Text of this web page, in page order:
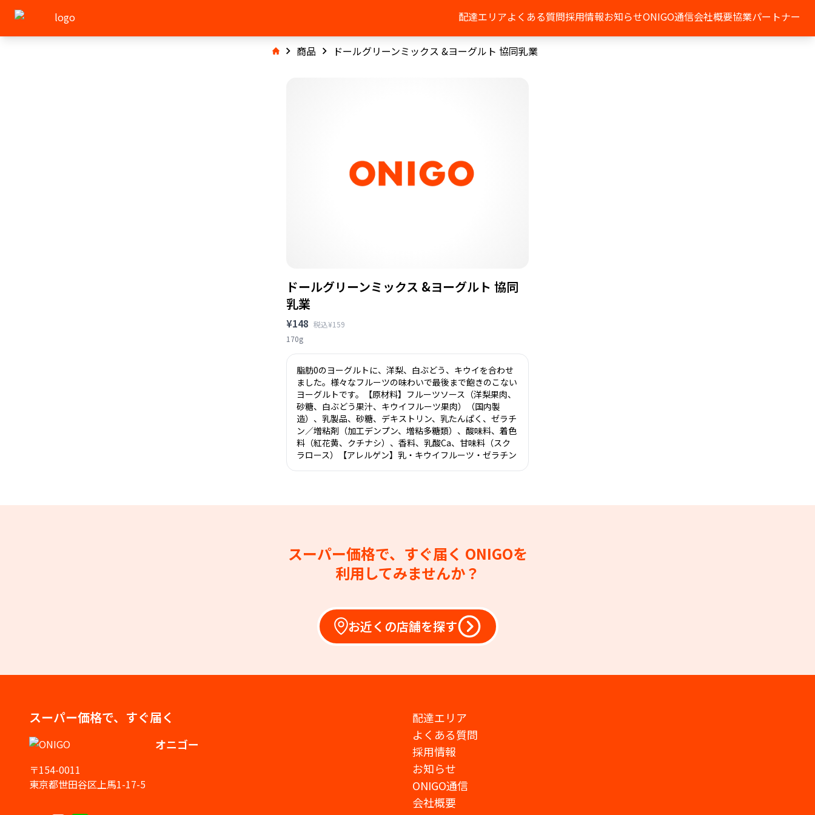
配達エリアよくある質問採用情報お知らせONIGO通信会社概要協業パートナー
商品 ドールグリーンミックス &ヨーグルト 協同乳業
ドールグリーンミックス &ヨーグルト 協同
乳業
¥148 税込¥159
170g
脂肪0のヨーグルトに、洋梨、白ぶどう、キウイを合わせ
ました。様々なフルーツの味わいで最後まで飽きのこない
ヨーグルトです。【原材料】フルーツソース（洋梨果肉、
砂糖、白ぶどう果汁、キウイフルーツ果肉）（国内製
造）、乳製品、砂糖、デキストリン、乳たんぱく、ゼラチ
ン／増粘剤（加工デンプン、増粘多糖類）、酸味料、着色
料（紅花黄、クチナシ）、香料、乳酸Ca、甘味料（スク
ラロース）【アレルゲン】乳・キウイフルーツ・ゼラチン
スーパー価格で、すぐ届く ONIGOを
利用してみませんか？
お近くの店舗を探す
スーパー価格で、すぐ届く
オニゴー
〒154-0011
東京都世田谷区上馬1-17-5
配達エリア
よくある質問
採用情報
お知らせ
ONIGO通信
会社概要